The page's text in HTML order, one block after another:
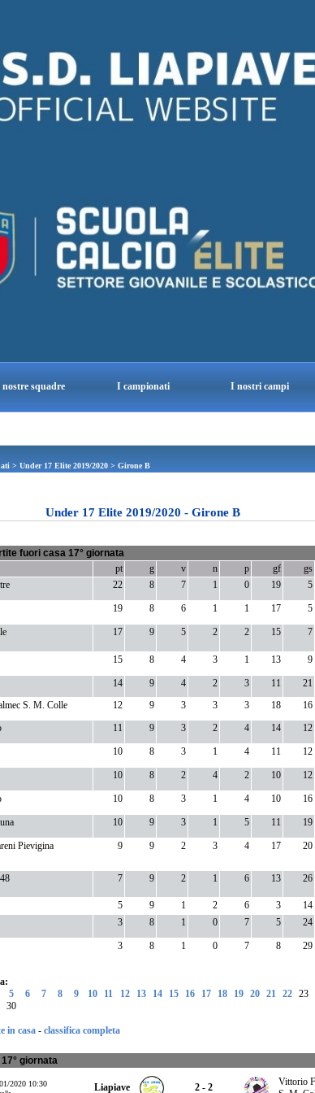
nostre squadre I campionati I nostri campi
> Under 17 Elite 2019/2020> Girone B
Under 17 Elite 2019/2020 - Girone B
fuori casa 17° giornata
pt g v n p gf gs
22 8 7 1 0 19 5
19 8 6 1 1 17 5
17 9 5 2 2 15 7
15 8 4 3 1 13 9
14 9 4 2 3 11 21
S. M. Colle
12 9 3 3 3 18 16
11 9 3 2 4 14 12
10 8 3 1 4 11 12
10 8 2 4 2 10 12
10 8 3 1 4 10 16
10 9 3 1 5 11 19
Pievigina 9 9 2 3 4 17 20
7 9 2 1 6 13 26
5 9 1 2 6 3 14
3 8 1 0 7 5 24
3 8 1 0 7 8 29
5 6 7 8 9 10 11 12 13 14 15 16 17 18 19 20 21 22 23
30
in casa- classifica completa
giornata
2020 10:30 Liapiave 2 - 2
Vittorio